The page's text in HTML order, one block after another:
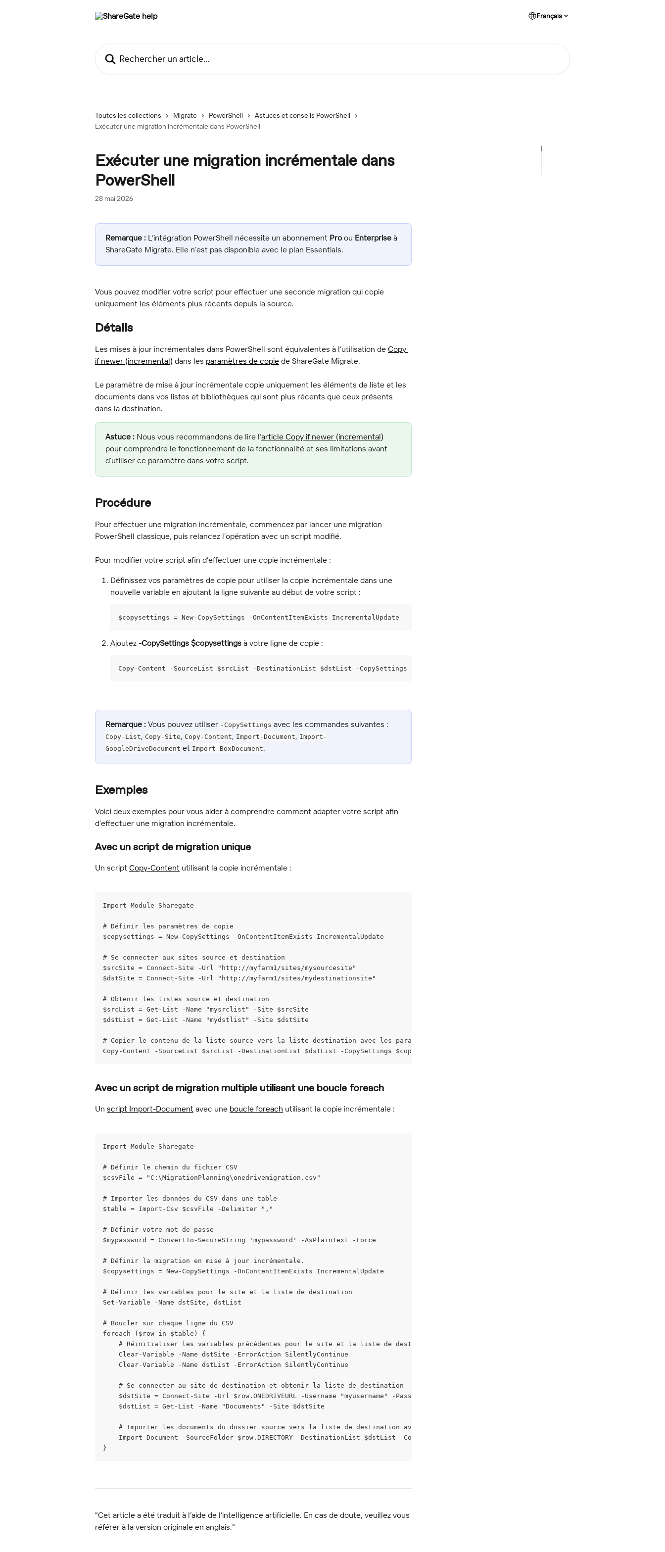
Français
Toutes les collections Migrate PowerShell
Astuces et conseils PowerShell
Exécuter une migration incrémentale dans PowerShell
Exécuter une migration incrémentale dans
PowerShell
28 mai 2026
Remarque : L’intégration PowerShell nécessite un abonnement Pro ou Enterprise à
ShareGate Migrate. Elle n’est pas disponible avec le plan Essentials.
Vous pouvez modifier votre script pour effectuer une seconde migration qui copie
uniquement les éléments plus récents depuis la source.
Détails
Les mises à jour incrémentales dans PowerShell sont équivalentes à l’utilisation de Copy
if newer (incremental) dans les paramètres de copie de ShareGate Migrate.
Le paramètre de mise à jour incrémentale copie uniquement les éléments de liste et les
documents dans vos listes et bibliothèques qui sont plus récents que ceux présents
dans la destination.
Astuce : Nous vous recommandons de lire l’article Copy if newer (incremental)
pour comprendre le fonctionnement de la fonctionnalité et ses limitations avant
d’utiliser ce paramètre dans votre script.
Procédure
Pour effectuer une migration incrémentale, commencez par lancer une migration
PowerShell classique, puis relancez l’opération avec un script modifié.
Pour modifier votre script afin d’effectuer une copie incrémentale :
Définissez vos paramètres de copie pour utiliser la copie incrémentale dans une
nouvelle variable en ajoutant la ligne suivante au début de votre script :
$copysettings = New-CopySettings -OnContentItemExists IncrementalUpdate
Ajoutez -CopySettings $copysettings à votre ligne de copie :
Copy-Content -SourceList $srcList -DestinationList $dstList -CopySettings $copysettings
Remarque : Vous pouvez utiliser -CopySettings avec les commandes suivantes :
Copy-List Copy-Site Copy-Content Import-Document
Import-
GoogleDriveDocument et Import-BoxDocument.
Exemples
Voici deux exemples pour vous aider à comprendre comment adapter votre script afin
d’effectuer une migration incrémentale.
Avec un script de migration unique
Un script Copy-Content utilisant la copie incrémentale :
Import-Module Sharegate
# Définir les paramètres de copie
$copysettings = New-CopySettings -OnContentItemExists IncrementalUpdate
# Se connecter aux sites source et destination
$srcSite = Connect-Site -Url "http://myfarm1/sites/mysourcesite"
$dstSite = Connect-Site -Url "http://myfarm1/sites/mydestinationsite"
# Obtenir les listes source et destination
$srcList = Get-List -Name "mysrclist" -Site $srcSite
$dstList = Get-List -Name "mydstlist" -Site $dstSite
# Copier le contenu de la liste source vers la liste destination avec les paramètres de copie
Copy-Content -SourceList $srcList -DestinationList $dstList -CopySettings $copysettings
Avec un script de migration multiple utilisant une boucle foreach
Un script Import-Document avec une boucle foreach utilisant la copie incrémentale :
Import-Module Sharegate
# Définir le chemin du fichier CSV
$csvFile = "C:\MigrationPlanning\onedrivemigration.csv"
# Importer les données du CSV dans une table
$table = Import-Csv $csvFile -Delimiter ","
# Définir votre mot de passe
$mypassword = ConvertTo-SecureString 'mypassword' -AsPlainText -Force
# Définir la migration en mise à jour incrémentale.
$copysettings = New-CopySettings -OnContentItemExists IncrementalUpdate
# Définir les variables pour le site et la liste de destination
Set-Variable -Name dstSite, dstList
# Boucler sur chaque ligne du CSV
foreach ($row in $table) {
    # Réinitialiser les variables précédentes pour le site et la liste de destination
    Clear-Variable -Name dstSite -ErrorAction SilentlyContinue
    Clear-Variable -Name dstList -ErrorAction SilentlyContinue
    # Se connecter au site de destination et obtenir la liste de destination
    $dstSite = Connect-Site -Url $row.ONEDRIVEURL -Username "myusername" -Password $mypassword
    $dstList = Get-List -Name "Documents" -Site $dstSite
    # Importer les documents du dossier source vers la liste de destination avec les paramètres de copie
    Import-Document -SourceFolder $row.DIRECTORY -DestinationList $dstList -CopySettings $copysettings
}
"Cet article a été traduit à l’aide de l’intelligence artificielle. En cas de doute, veuillez vous
référer à la version originale en anglais."